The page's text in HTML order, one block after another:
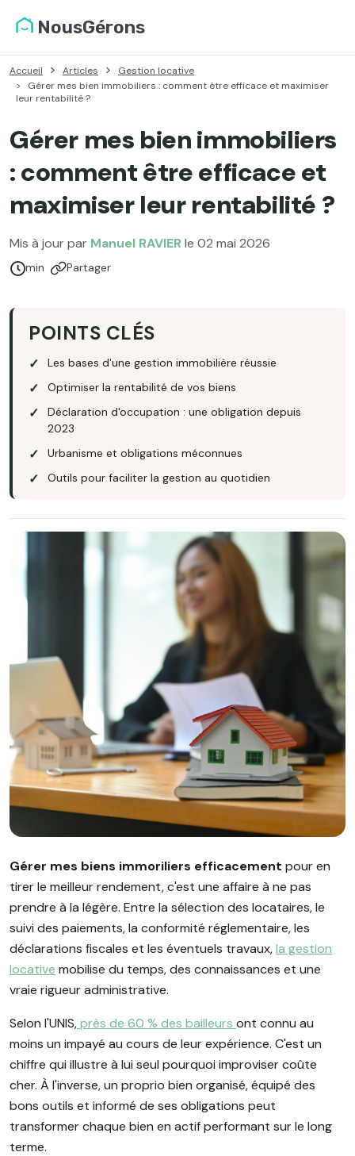
NousGérons
Accueil Articles
Gestion locative
Gérer mes bien immobiliers : comment être efficace et maximiser
leur rentabilité ?
Gérer mes bien immobiliers
: comment être efficace et
maximiser leur rentabilité ?
Mis à jour par Manuel RAVIER le 02 mai 2026
Temps de lecture :
min Partager
POINTS CLÉS
Les bases d'une gestion immobilière réussie
Optimiser la rentabilité de vos biens
Déclaration d'occupation : une obligation depuis
2023
Urbanisme et obligations méconnues
Outils pour faciliter la gestion au quotidien
Gérer mes biens immoriliers efficacement pour en
tirer le meilleur rendement, c'est une affaire à ne pas
prendre à la légère. Entre la sélection des locataires, le
suivi des paiements, la conformité réglementaire, les
déclarations fiscales et les éventuels travaux,la gestion
locative mobilise du temps, des connaissances et une
vraie rigueur administrative.
Selon l'UNIS,près de 60 % des bailleurs ont connu au
moins un impayé au cours de leur expérience. C'est un
chiffre qui illustre à lui seul pourquoi improviser coûte
cher. À l'inverse, un proprio bien organisé, équipé des
bons outils et informé de ses obligations peut
transformer chaque bien en actif performant sur le long
terme.